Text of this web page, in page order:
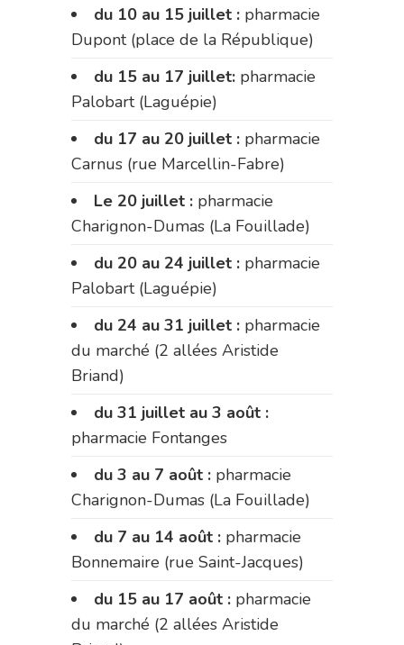
du 10 au 15 juillet : pharmacie
Dupont (place de la République)
du 15 au 17 juillet: pharmacie
Palobart (Laguépie)
du 17 au 20 juillet : pharmacie
Carnus (rue Marcellin-Fabre)
Le 20 juillet : pharmacie
Charignon-Dumas (La Fouillade)
du 20 au 24 juillet : pharmacie
Palobart (Laguépie)
du 24 au 31 juillet : pharmacie
du marché (2 allées Aristide
Briand)
du 31 juillet au 3 août :
pharmacie Fontanges
du 3 au 7 août : pharmacie
Charignon-Dumas (La Fouillade)
du 7 au 14 août : pharmacie
Bonnemaire (rue Saint-Jacques)
du 15 au 17 août : pharmacie
du marché (2 allées Aristide